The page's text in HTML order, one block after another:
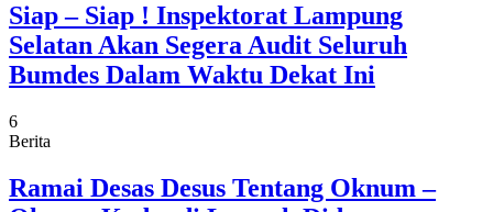
Siap – Siap ! Inspektorat Lampung
Selatan Akan Segera Audit Seluruh
Bumdes Dalam Waktu Dekat Ini
6
Berita
Ramai Desas Desus Tentang Oknum –